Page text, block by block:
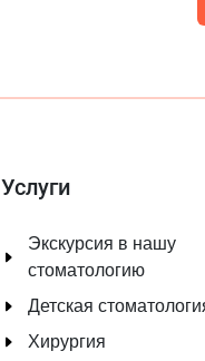
Услуги
Экскурсия в нашу
стоматологию
Детская
Хирургия